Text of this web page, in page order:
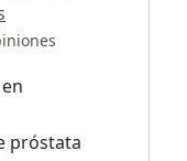
próstata